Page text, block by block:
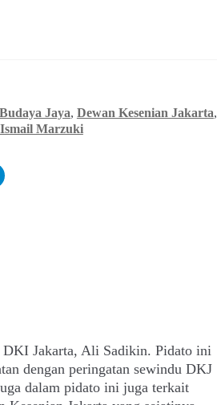
Budaya Jaya, Dewan Kesenian Jakarta,
Marzuki
Jakarta, Ali Sadikin. Pidato ini
dengan peringatan sewindu DKJ
dalam pidato ini juga terkait